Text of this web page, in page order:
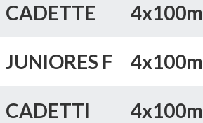
CADETTE
JUNIORES F
CADETTI